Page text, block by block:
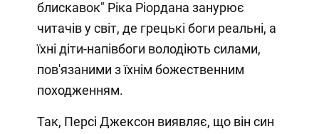
блискавок" Ріка Ріордана занурює
читачів у світ, де грецькі боги реальні, а
їхні діти-напівбоги володіють силами,
пов'язаними з їхнім божественним
походженням.
Так, Персі Джексон виявляє, що він син